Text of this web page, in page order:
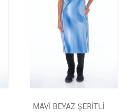
MAVİ BEYAZ ŞERİTLİ